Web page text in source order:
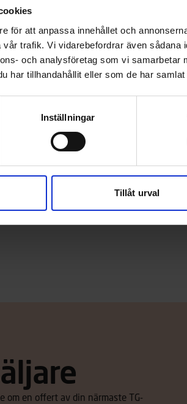
för att anpassa innehållet och
trafik. Vi vidarebefordrar även sådana
och analysföretag som vi
har tillhandahållit eller som de har
Inställningar
Tillåt urval
är valet för dig som vill
i lugn och ro, eller njuta av
ute på sjön – för dig
resan och
ombord mer än självaste
stabila och rymliga öppna
om en offert av din närmaste TG-